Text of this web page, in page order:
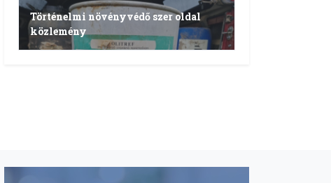
Történelmi növényvédő szer oldal
közlemény